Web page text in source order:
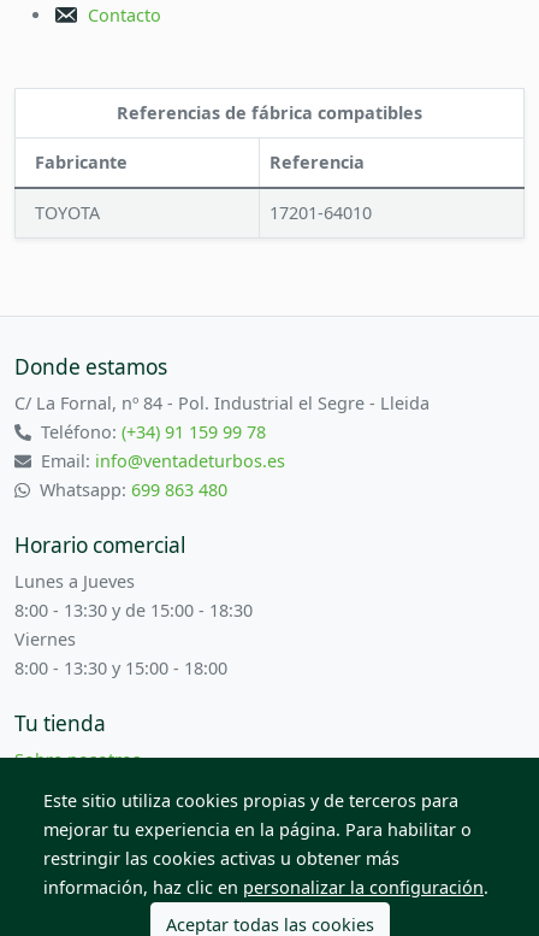
Contacto
Referencias de fábrica compatibles
Fabricante Referencia
TOYOTA 17201-64010
Donde estamos
C/ La Fornal, nº 84 - Pol. Industrial el Segre - Lleida
Teléfono:(+34) 91 159 99 78
Email: info@ventadeturbos.es
Whatsapp: 699 863 480
Horario comercial
Lunes a Jueves
8:00 - 13:30 y de 15:00 - 18:30
Viernes
8:00 - 13:30 y 15:00 - 18:00
Tu tienda
Sobre nosotros
Términos y condiciones
Contacta con nosotros
© 2026 Todos los derechos reservados. Venta de Piezas
2012 S.L.
Este sitio utiliza cookies propias y de terceros para
mejorar tu experiencia en la página. Para habilitar o
restringir las cookies activas u obtener más
información, haz clic en personalizar la configuración.
Aceptar todas las cookies